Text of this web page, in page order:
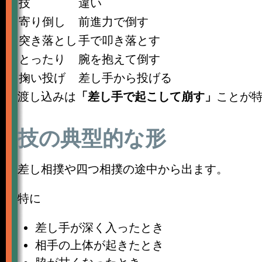
技
違い
寄り倒し
前進力で倒す
突き落とし 手で叩き落とす
とったり
腕を抱えて倒す
掬い投げ
差し手から投げる
渡し込みは 「差し手で起こして崩す」 ことが
技の典型的な形
差し相撲や四つ相撲の途中から出ます。
特に
差し手が深く入ったとき
相手の上体が起きたとき